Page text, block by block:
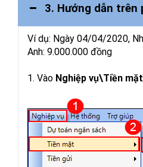
3. Hướng dẫn trên
Ví dụ: Ngày 04/04/2020,
Anh: 9.000.000 đồng
1. Vào Nghiệp vụ\Tiền